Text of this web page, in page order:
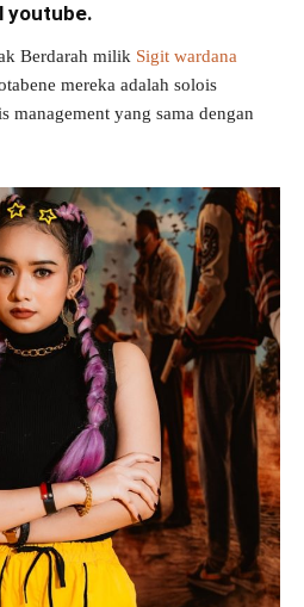
youtube.
Berdarah milik Sigit wardana
mereka adalah solois
management yang sama dengan